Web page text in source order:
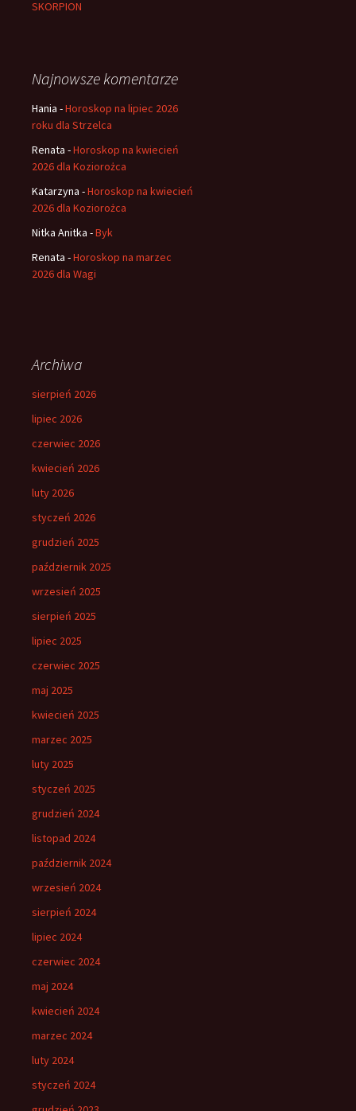
SKORPION
Najnowsze komentarze
Hania -Horoskop na lipiec 2026
roku dla Strzelca
Renata -Horoskop na kwiecień
2026 dla Koziorożca
Katarzyna -Horoskop na kwiecień
2026 dla Koziorożca
Nitka Anitka -Byk
Renata -Horoskop na marzec
2026 dla Wagi
Archiwa
sierpień 2026
lipiec 2026
czerwiec 2026
kwiecień 2026
luty 2026
styczeń 2026
grudzień 2025
październik 2025
wrzesień 2025
sierpień 2025
lipiec 2025
czerwiec 2025
maj 2025
kwiecień 2025
marzec 2025
luty 2025
styczeń 2025
grudzień 2024
listopad 2024
październik 2024
wrzesień 2024
sierpień 2024
lipiec 2024
czerwiec 2024
maj 2024
kwiecień 2024
marzec 2024
luty 2024
styczeń 2024